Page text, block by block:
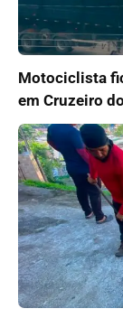
Motociclista
em Cruzeiro